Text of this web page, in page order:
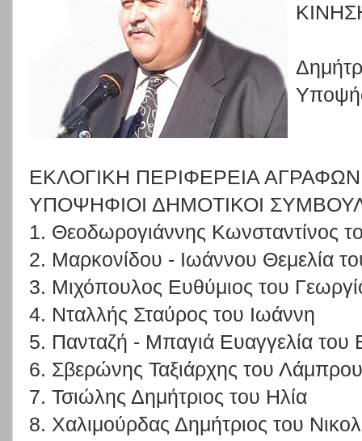
ΕΚΛΟΓΙΚΗ ΠΕΡΙΦΕΡΕΙΑ ΑΓΡΑΦΩΝ
ΥΠΟΨΗΦΙΟΙ ΔΗΜΟΤΙΚΟΙ
1. Θεοδωρογιάννης Κωνσταντίνος
2. Μαρκονίδου - Ιωάννου Θεμελία
3. Μιχόπουλος Ευθύμιος του
4. Νταλλής Σταύρος του Ιωάννη
5. Πανταζή - Μπαγιά Ευαγγελία του
6. Σβερώνης Ταξιάρχης του Λάμπρου
7. Τσιώλης Δημήτριος του Ηλία
8. Χαλιμούρδας Δημήτριος του